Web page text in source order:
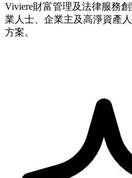
Viviere財富管理及法律服務
業人士、企業主及高淨資產
方案。